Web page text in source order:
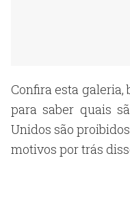
Confira esta galeria,
para saber quais
Unidos são
motivos por trás